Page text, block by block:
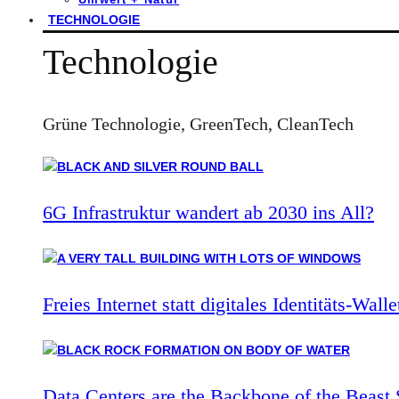
TECHNOLOGIE
Technologie
Grüne Technologie, GreenTech, CleanTech
6G Infrastruktur wandert ab 2030 ins All?
Freies Internet statt digitales Identitäts-